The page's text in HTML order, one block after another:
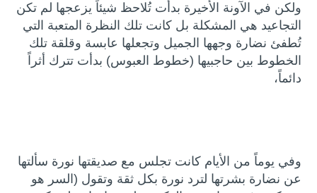
ولكن في الآونة الأخيرة بدأت تُلاحظ شيئاً يزعجها لم تكن
التجاعيد هي المشكلة بل كانت تلك النظرة المتعبة التي
تُطفئ نضارة وجهها الجميل وتجعلها عابسة وقلقة تلك
الخطوط بين حاجبيها (خطوط العبوس) بدأت تترك أثراً
دائماً،
وفي يوماً من الأيام كانت تجلس مع صديقتها نورة سألتها
عن نضارة بشرتها لترد نورة بكل ثقة وتقول (السر هو